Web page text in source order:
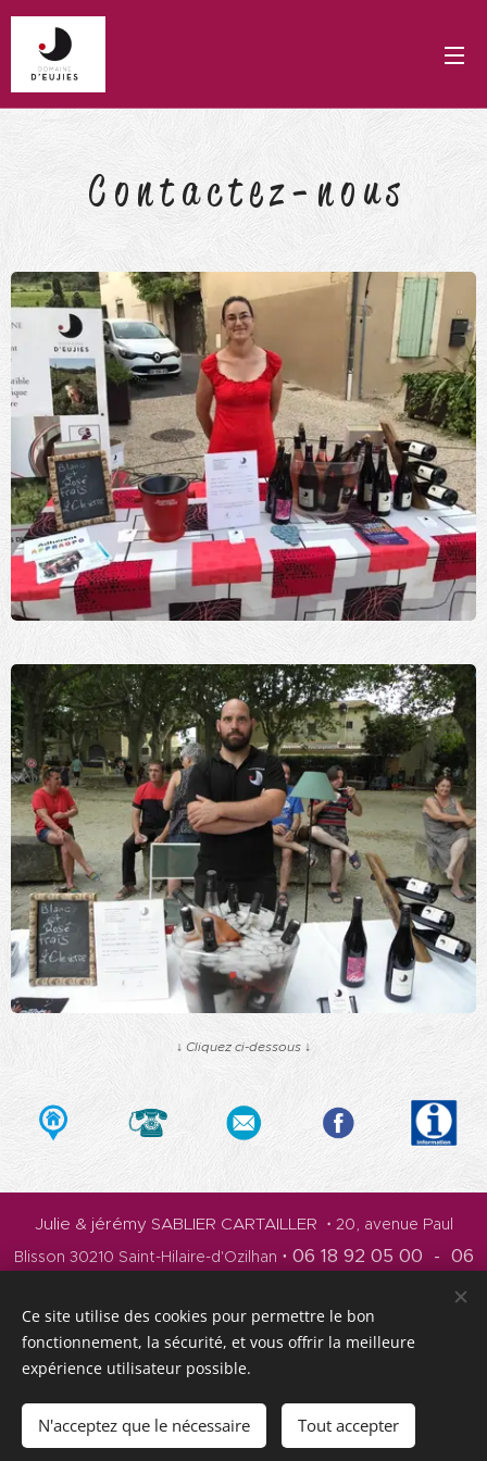
C o n t a c t e z - n o u s
↓ Cliquez ci-dessous ↓
Julie & jérémy SABLIER CARTAILLER • 20, avenue Paul
Blisson 30210 Saint-Hilaire-d'Ozilhan • 06 18 92 05 00 - 06
facebook.com/domainedeujies
© Tous droits réservés • Crédits Photos Domaine d'Eujies et Marie
Maviel • Composition et réalisation DedGARD 2022 © •
d'alcool est dangereux pour la santé à consommer avec modération.
Optimisé par Webnode Cookies
Ce site utilise des cookies pour permettre le bon
fonctionnement, la sécurité, et vous offrir la meilleure
expérience utilisateur possible.
N'acceptez que le nécessaire Tout accepter